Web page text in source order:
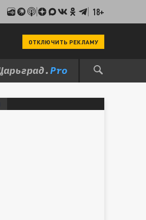
18+
ОТКЛЮЧИТЬ РЕКЛАМУ